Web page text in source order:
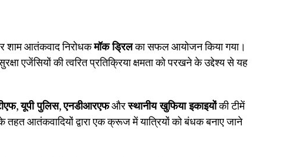
शाम आतंकवाद निरोधकमॉक ड्रिलका सफल आयोजन किया गया।
एजेंसियों की त्वरित प्रतिक्रिया क्षमता को परखने के उद्देश्य से यह
,यूपी पुलिस,एनडीआरएफऔरस्थानीय खुफिया इकाइयोंकी टीमें
आतंकवादियों द्वारा एक क्रूज में यात्रियों को बंधक बनाए जाने